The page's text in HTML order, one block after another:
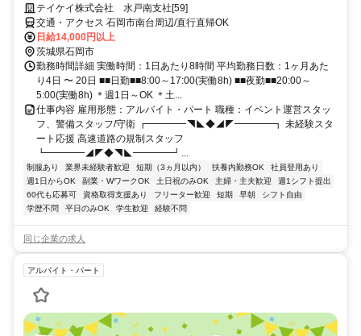
テイケイ株式会社 水戸南支社[59]
交通・アクセス 石岡市南台周辺/直行直帰OK
日給14,000円以上
茨城県石岡市
勤務時間詳細 実働時間：1日あたり8時間 平均勤務日数：1ヶ月あた
り4日 〜 20日 ■■日勤■■8:00～17:00(実働8h) ■■夜勤■■20:00～
5:00(実働8h) ＊週1日～OK ＊土...
仕事内容 雇用形態：アルバイト・パート 職種：イベント運営スタッ
フ、警備スタッフ/守衛 ┏━━━━◥◣◆◢◤━━━━┓ 未経験スタ
ート応援 高速道路の規制スタッフ
┗━━━━◢◤◆◥◣━━━━┛...
制服あり 業界未経験者歓迎 短期（3ヵ月以内） 扶養内勤務OK
社員登用あり
週1日からOK
副業・WワークOK 土日祝のみOK 主婦・主夫歓迎
週1シフト提出
60代も応募可
資格取得支援あり フリーター歓迎 短期 早朝
シフト自由
学歴不問
平日のみOK 学生歓迎 経験不問
同じ企業の求人
アルバイト・パート